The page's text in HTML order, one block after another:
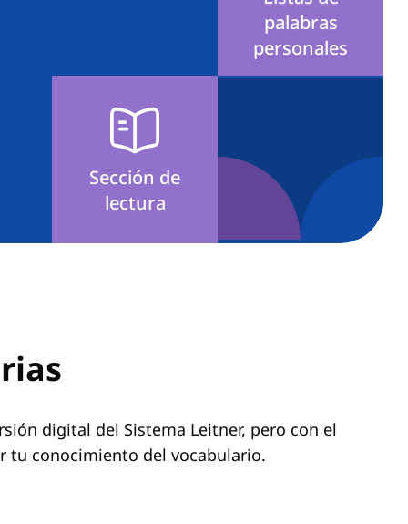
palabras
personales
Sección de
lectura
digital del Sistema Leitner, pero con el
tu conocimiento del vocabulario.